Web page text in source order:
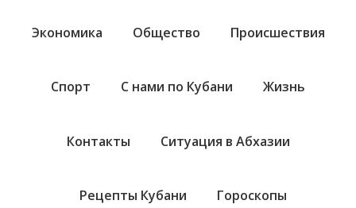
Экономика Общество Происшествия
Спорт С нами по Кубани Жизнь
Контакты Ситуация в Абхазии
Рецепты Кубани Гороскопы